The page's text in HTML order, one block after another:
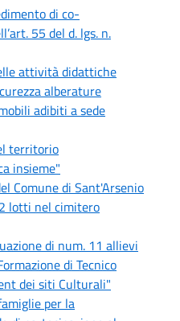
di co-
55 del d. lgs. n.
attività didattiche
alberature
adibiti a sede
territorio
insieme"
Comune di Sant'Arsenio
lotti nel cimitero
di num. 11 allievi
di Tecnico
dei siti Culturali"
per la